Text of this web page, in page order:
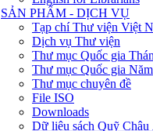
SẢN PHẨM - DỊCH VỤ
Tạp chí Thư viện Việt
Dịch vụ Thư viện
Thư mục Quốc gia
Thư mục Quốc gia Năm
Thư mục chuyên đề
File ISO
Downloads
Dữ liệu sách Quỹ Châu